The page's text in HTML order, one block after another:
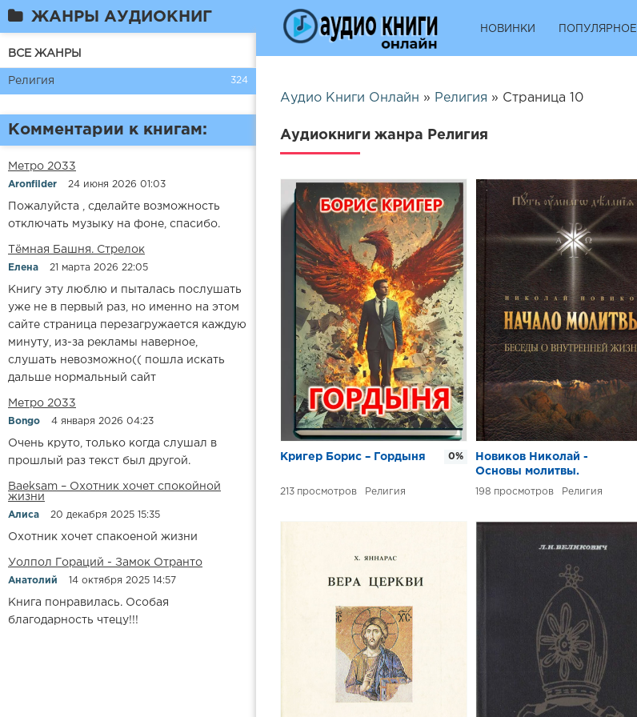
ЖАНРЫ АУДИОКНИГ
ВСЕ ЖАНРЫ
Религия 324
Комментарии к книгам:
Метро 2033
Aronfilder 24 июня 2026 01:03
Пожалуйста , сделайте возможность
отключать музыку на фоне, спасибо.
​​Тёмная Башня. Стрелок
Елена 21 марта 2026 22:05
Книгу эту люблю и пыталась послушать
уже не в первый раз, но именно на этом
сайте страница перезагружается каждую
минуту, из-за рекламы наверное,
слушать невозможно(( пошла искать
дальше нормальный сайт
Метро 2033
Bongo 4 января 2026 04:23
Очень круто, только когда слушал в
прошлый раз текст был другой.
Baeksam – Охотник хочет спокойной
жизни
Алиса 20 декабря 2025 15:35
Охотник хочет спакоеной жизни
Уолпол Гораций - Замок Отранто
Анатолий 14 октября 2025 14:57
Книга понравилась. Особая
благодарность чтецу!!!
НОВИНКИ ПОПУЛЯРНОЕ
Аудио Книги Онлайн » Религия » Страница 10
Аудиокниги жанра Религия
Кригер Борис – Гордыня
213 Религия
0%
Новиков Николай -
Основы молитвы.
Беседы о внутренней
198 Религия